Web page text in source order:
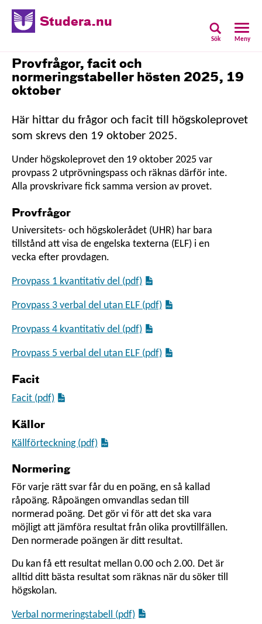
Studera.nu
Sök Meny
Provfrågor, facit och
normeringstabeller hösten 2025, 19
oktober
Här hittar du frågor och facit till högskoleprovet
som skrevs den 19 oktober 2025.
Under högskoleprovet den 19 oktober 2025 var
provpass 2 utprövningspass och räknas därför inte.
Alla provskrivare fick samma version av provet.
Provfrågor
Universitets- och högskolerådet (UHR) har bara
tillstånd att visa de engelska texterna (ELF) i en
vecka efter provdagen.
Provpass 1 kvantitativ del (pdf)
Provpass 3 verbal del utan ELF (pdf)
Provpass 4 kvantitativ del (pdf)
Provpass 5 verbal del utan ELF (pdf)
Facit
Facit (pdf)
Källor
Källförteckning (pdf)
Normering
För varje rätt svar får du en poäng, en så kallad
råpoäng. Råpoängen omvandlas sedan till
normerad poäng. Det gör vi för att det ska vara
möjligt att jämföra resultat från olika provtillfällen.
Den normerade poängen är ditt resultat.
Du kan få ett resultat mellan 0.00 och 2.00. Det är
alltid ditt bästa resultat som räknas när du söker till
högskolan.
Verbal normeringstabell (pdf)